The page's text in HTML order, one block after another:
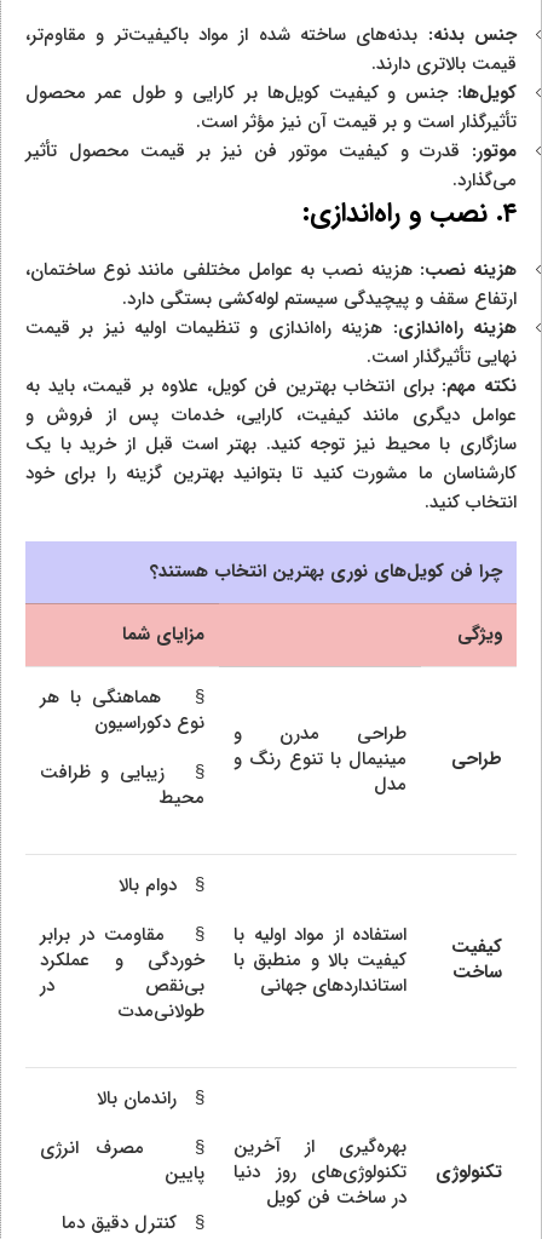
جنس بدنه: بدنه‌های ساخته شده از مواد باکیفیت‌تر و مقاوم‌تر،
قیمت بالاتری دارند.
کویل‌ها: جنس و کیفیت کویل‌ها بر کارایی و طول عمر محصول
تأثیرگذار است و بر قیمت آن نیز مؤثر است.
موتور: قدرت و کیفیت موتور فن نیز بر قیمت محصول تأثیر
می‌گذارد.
۴. نصب و راه‌اندازی:
هزینه نصب: هزینه نصب به عوامل مختلفی مانند نوع ساختمان،
ارتفاع سقف و پیچیدگی سیستم لوله‌کشی بستگی دارد.
هزینه راه‌اندازی: هزینه راه‌اندازی و تنظیمات اولیه نیز بر قیمت
نهایی تأثیرگذار است.
نکته مهم: برای انتخاب بهترین فن کویل، علاوه بر قیمت، باید به
عوامل دیگری مانند کیفیت، کارایی، خدمات پس از فروش و
سازگاری با محیط نیز توجه کنید. بهتر است قبل از خرید با یک
کارشناسان ما مشورت کنید تا بتوانید بهترین گزینه را برای خود
انتخاب کنید.
چرا فن کویل‌های نوری بهترین انتخاب هستند؟
ویژگی مزایای شما
طراحی
طراحی مدرن و
مینیمال با تنوع رنگ و
مدل
§ هماهنگی با هر
نوع دکوراسیون
§ زیبایی و ظرافت
محیط
کیفیت
ساخت
استفاده از مواد اولیه با
کیفیت بالا و منطبق با
استانداردهای جهانی
§ دوام بالا
§ مقاومت در برابر
خوردگی و عملکرد
بی‌نقص در
طولانی‌مدت
تکنولوژی
بهره‌گیری از آخرین
تکنولوژی‌های روز دنیا
در ساخت فن کویل
§ راندمان بالا
§ مصرف انرژی
پایین
§ کنترل دقیق دما